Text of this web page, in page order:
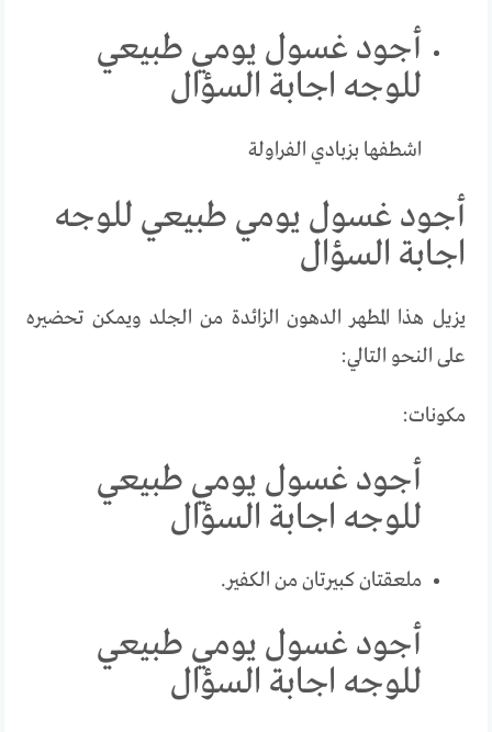
أجود غسول يومي طبيعي
للوجه اجابة السؤال
اشطفها بزبادي الفراولة
أجود غسول يومي طبيعي للوجه
اجابة السؤال
يزيل هذا المطهر الدهون الزائدة من الجلد ويمكن تحضيره
على النحو التالي:
مكونات:
أجود غسول يومي طبيعي
للوجه اجابة السؤال
ملعقتان كبيرتان من الكفير.
أجود غسول يومي طبيعي
للوجه اجابة السؤال